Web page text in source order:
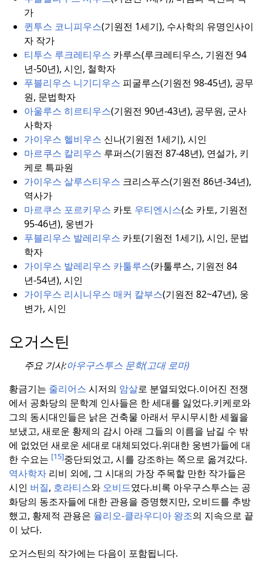
가
퀸투스 코니피우스(기원전 1세기), 수사학의 유명인사이
자 작가
티투스 루크레티우스 카루스(루크레티우스, 기원전 94
년-50년), 시인, 철학자
푸블리우스 니기디우스 피굴루스(기원전 98-45년), 공무
원, 문법학자
아울루스 히르티우스(기원전 90년-43년), 공무원, 군사
사학자
가이우스 헬비우스 신나(기원전 1세기), 시인
마르쿠스 칼리우스 루퍼스(기원전 87-48년), 연설가, 키
케로 특파원
가이우스 살루스티우스 크리스푸스(기원전 86년-34년),
역사가
마르쿠스 포르키우스 카토 우티엔시스(소 카토, 기원전
95-46년), 웅변가
푸블리우스 발레리우스 카토(기원전 1세기), 시인, 문법
학자
가이우스 발레리우스 카툴루스(카툴루스, 기원전 84
년-54년), 시인
가이우스 리시니우스 매커 칼부스(기원전 82~47년), 웅
변가, 시인
오거스틴
주요 기사:아우구스투스 문학(고대 로마)
황금기는 줄리어스 시저의 암살로 분열되었다.이어진 전쟁
에서 공화당의 문학계 인사들은 한 세대를 잃었다.키케로와
그의 동시대인들은 낡은 건축물 아래서 무시무시한 세월을
보냈고, 새로운 황제의 감시 아래 그들의 이름을 남길 수 밖
에 없었던 새로운 세대로 대체되었다.위대한 웅변가들에 대
한 수요는 [15]중단되었고, 시를 강조하는 쪽으로 옮겨갔다.
역사학자 리비 외에, 그 시대의 가장 주목할 만한 작가들은
시인 버질, 호라티스와 오비드였다.비록 아우구스투스는 공
화당의 동조자들에 대한 관용을 증명했지만, 오비드를 추방
했고, 황제적 관용은 율리오-클라우디아 왕조의 지속으로 끝
이 났다.
오거스틴의 작가에는 다음이 포함됩니다.